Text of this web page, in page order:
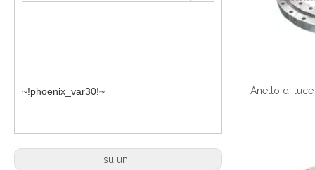
~!phoenix_var30!~
su un: